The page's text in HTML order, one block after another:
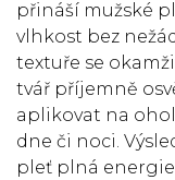
přináší mužské
vlhkost bez
textuře se
tvář příjemně
aplikovat na
dne či noci.
pleť plná